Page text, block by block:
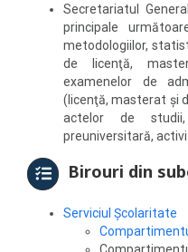
Secretariatul
principale
metodologiilor,
de licenţă,
examenelor de
(licenţă, masterat şi
actelor de
preuniversitară,
Birouri din
Serviciul Școlaritate